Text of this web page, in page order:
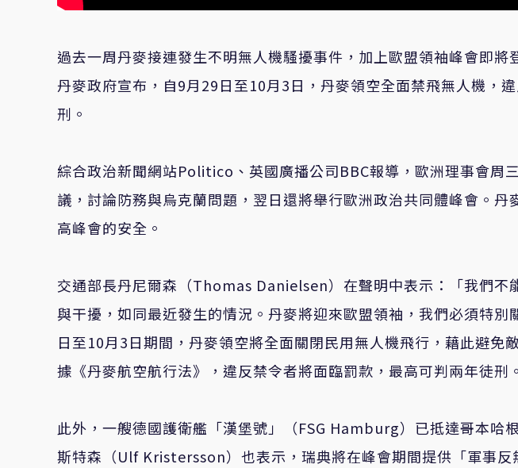
過去一周丹麥接連發生不明無人機騷擾事件，加上歐盟領袖峰會即將
丹麥政府宣布，自9月29日至10月3日，丹麥領空全面禁飛無人機，
刑。
綜合政治新聞網站Politico、英國廣播公司BBC報導，歐洲理事會周
議，討論防務與烏克蘭問題，翌日還將舉行歐洲政治共同體峰會。丹
高峰會的安全。
交通部長丹尼爾森（Thomas Danielsen）在聲明中表示：「我們不
與干擾，如同最近發生的情況。丹麥將迎來歐盟領袖，我們必須特別
日至10月3日期間，丹麥領空將全面關閉民用無人機飛行，藉此避免
據《丹麥航空航行法》，違反禁令者將面臨罰款，最高可判兩年徒刑。
此外，一艘德國護衛艦「漢堡號」（FSG Hamburg）已抵達哥本哈
斯特森（Ulf Kristersson）也表示，瑞典將在峰會期間提供「軍事反